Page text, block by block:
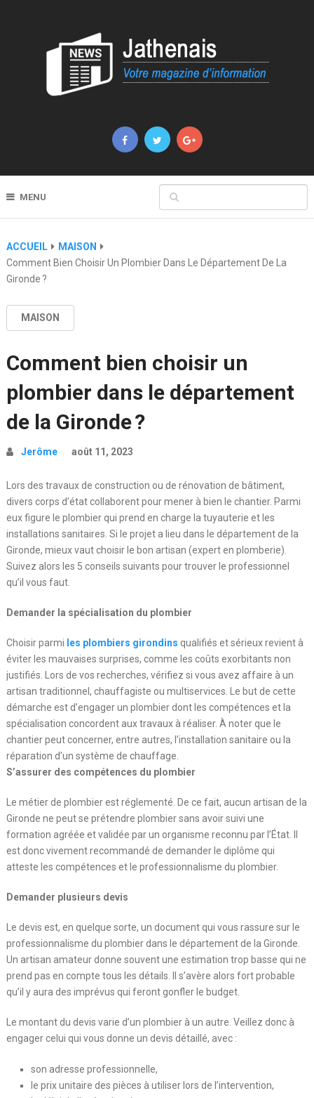
MENU
ACCUEIL
MAISON
Comment Bien Choisir Un Plombier Dans Le Département De La
Gironde ?
MAISON
Comment bien choisir un
plombier dans le département
de la Gironde ?
Jerôme août 11, 2023
Lors des travaux de construction ou de rénovation de bâtiment,
divers corps d’état collaborent pour mener à bien le chantier. Parmi
eux figure le plombier qui prend en charge la tuyauterie et les
installations sanitaires. Si le projet a lieu dans le département de la
Gironde, mieux vaut choisir le bon artisan (expert en plomberie).
Suivez alors les 5 conseils suivants pour trouver le professionnel
qu’il vous faut.
Demander la spécialisation du plombier
Choisir parmi les plombiers girondins qualifiés et sérieux revient à
éviter les mauvaises surprises, comme les coûts exorbitants non
justifiés. Lors de vos recherches, vérifiez si vous avez affaire à un
artisan traditionnel, chauffagiste ou multiservices. Le but de cette
démarche est d’engager un plombier dont les compétences et la
spécialisation concordent aux travaux à réaliser. À noter que le
chantier peut concerner, entre autres, l’installation sanitaire ou la
réparation d’un système de chauffage.
S’assurer des compétences du plombier
Le métier de plombier est réglementé. De ce fait, aucun artisan de la
Gironde ne peut se prétendre plombier sans avoir suivi une
formation agréée et validée par un organisme reconnu par l’État. Il
est donc vivement recommandé de demander le diplôme qui
atteste les compétences et le professionnalisme du plombier.
Demander plusieurs devis
Le devis est, en quelque sorte, un document qui vous rassure sur le
professionnalisme du plombier dans le département de la Gironde.
Un artisan amateur donne souvent une estimation trop basse qui ne
prend pas en compte tous les détails. Il s’avère alors fort probable
qu’il y aura des imprévus qui feront gonfler le budget.
Le montant du devis varie d’un plombier à un autre. Veillez donc à
engager celui qui vous donne un devis détaillé, avec :
son adresse professionnelle,
le prix unitaire des pièces à utiliser lors de l’intervention,